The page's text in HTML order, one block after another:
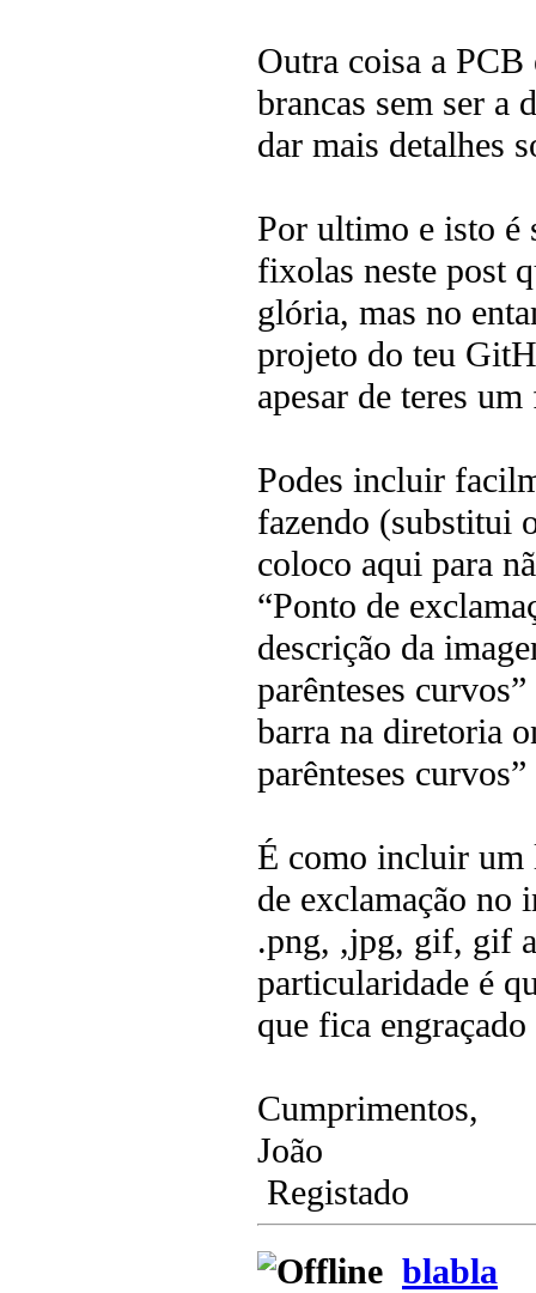
Outra coisa a PCB
brancas sem ser a
dar mais detalhes
Por ultimo e isto é
fixolas neste post
glória, mas no
projeto do teu
apesar de teres
Podes incluir
fazendo (substitui
coloco aqui para
“Ponto de
descrição da
parênteses
barra na diretoria
parênteses curvos”
É como incluir um
de exclamação no
.png, ,jpg, gif, gif
particularidade é
que fica
Cumprimentos,
João
Registado
blabla